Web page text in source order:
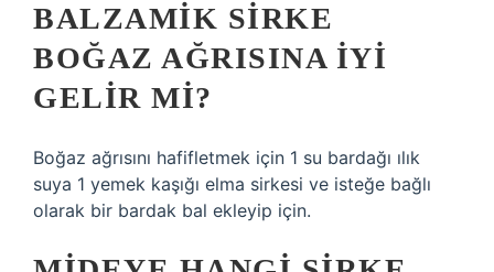
BALZAMIK SIRKE
BOĞAZ AĞRISINA IYI
GELIR MI?
Boğaz ağrısını hafifletmek için 1 su bardağı ılık
suya 1 yemek kaşığı elma sirkesi ve isteğe bağlı
olarak bir bardak bal ekleyip için.